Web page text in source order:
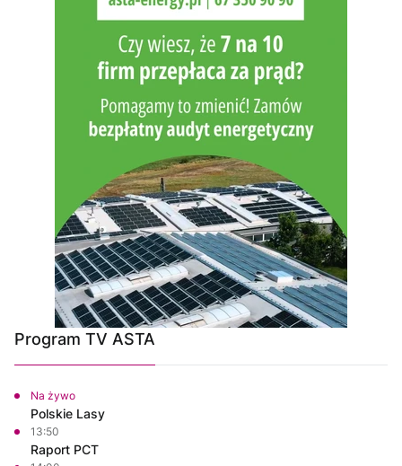
Program TV ASTA
Na żywo
Polskie Lasy
13:50
Raport PCT